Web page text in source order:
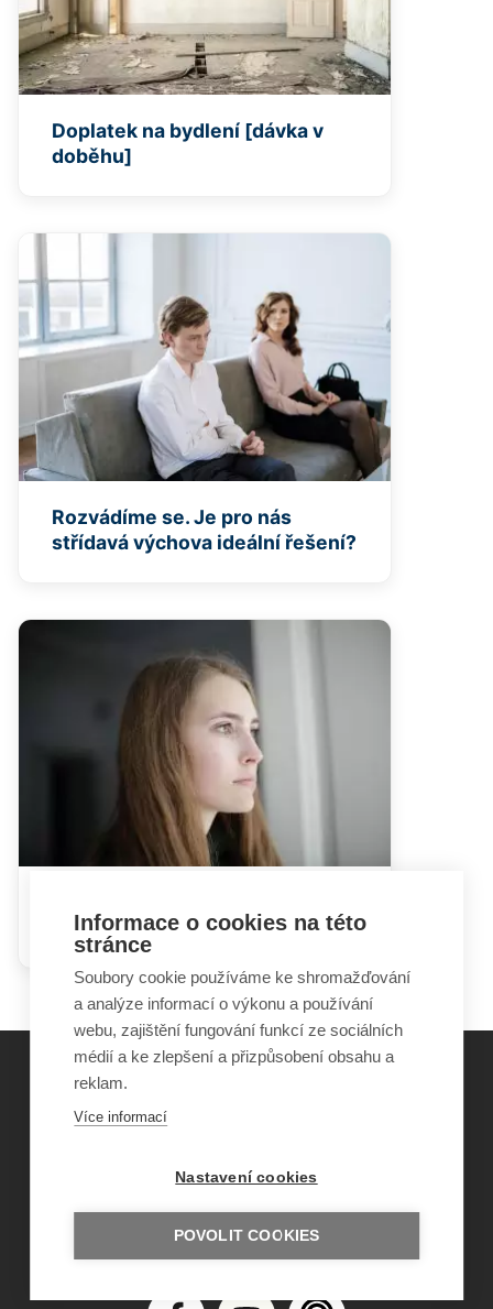
Doplatek na bydlení [dávka v
doběhu]
Rozvádíme se. Je pro nás
střídavá výchova ideální řešení?
dítěte
©Obecně prospěšná společnost Sirius
ISSN 1805-8876
nazory@sancedetem.cz
Odběr novinek e-mailem
Informace o cookies na této
stránce
Soubory cookie používáme ke shromažďování
a analýze informací o výkonu a používání
webu, zajištění fungování funkcí ze sociálních
médií a ke zlepšení a přizpůsobení obsahu a
reklam.
Více informací
Nastavení cookies
POVOLIT COOKIES